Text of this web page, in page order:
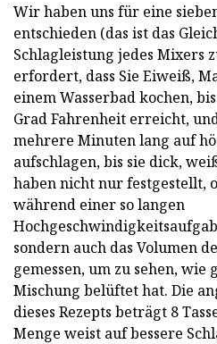
Wir haben uns für eine
entschieden (das ist das
Schlagleistung jedes Mixers
erfordert, dass Sie Eiweiß,
einem Wasserbad kochen,
Grad Fahrenheit erreicht,
mehrere Minuten lang auf
aufschlagen, bis sie dick,
haben nicht nur festgestellt,
während einer so langen
sondern auch das Volumen
gemessen, um zu sehen, wie
Mischung belüftet hat. Die
dieses Rezepts beträgt 8
Menge weist auf bessere